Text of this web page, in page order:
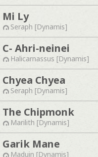
Mi Ly
Seraph [Dynamis]
C- Ahri-neinei
Halicarnassus [Dynamis]
Chyea Chyea
Seraph [Dynamis]
The Chipmonk
Marilith [Dynamis]
Garik Mane
Maduin [Dynamis]